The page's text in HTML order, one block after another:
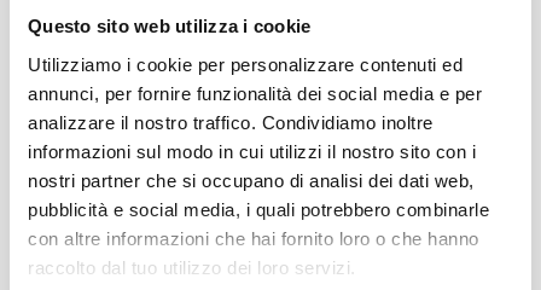
Questo sito web utilizza i cookie
Utilizziamo i cookie per personalizzare contenuti ed
annunci, per fornire funzionalità dei social media e per
analizzare il nostro traffico. Condividiamo inoltre
informazioni sul modo in cui utilizzi il nostro sito con i
nostri partner che si occupano di analisi dei dati web,
pubblicità e social media, i quali potrebbero combinarle
con altre informazioni che hai fornito loro o che hanno
raccolto dal tuo utilizzo dei loro servizi.